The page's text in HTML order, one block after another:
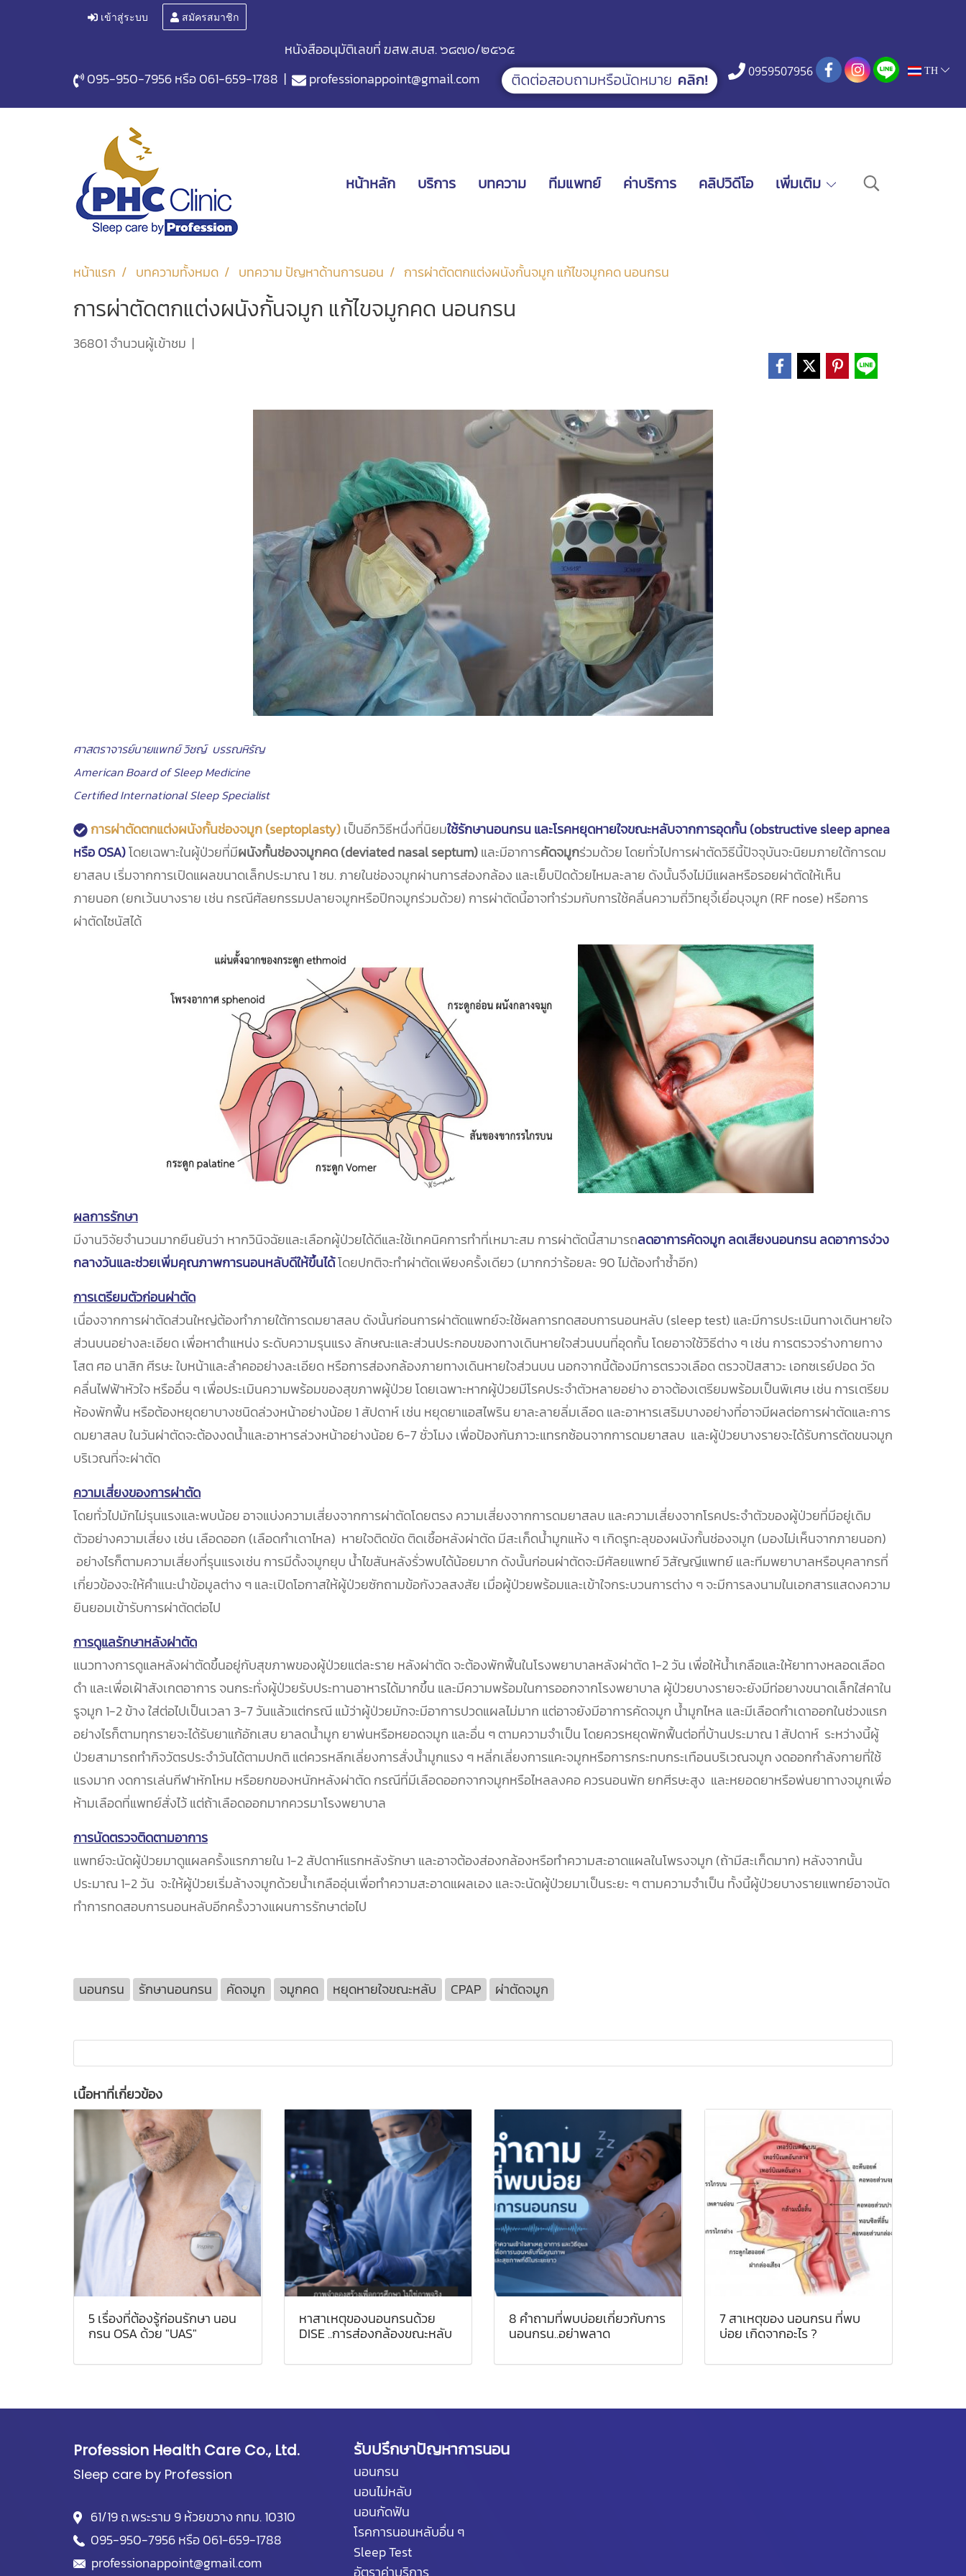
เข้าสู่ระบบ สมัครสมาชิก
หนังสืออนุมัติเลขที่ ฆสพ.สบส. ๖๘๗๐/๒๕๖๕
095-950-7956หรือ061-659-1788 | professionappoint@gmail.com 0959507956 TH
หน้าหลัก บริการ บทความ ทีมแพทย์ ค่าบริการ คลิปวิดีโอ เพิ่มเติม
หน้าแรก บทความทั้งหมด บทความ ปัญหาด้านการนอน การผ่าตัดตกแต่งผนังกั้นจมูก แก้ไขจมูกคด นอนกรน
การผ่าตัดตกแต่งผนังกั้นจมูก แก้ไขจมูกคด นอนกรน
36801 จำนวนผู้เข้าชม |
ศาสตราจารย์นายแพทย์ วิชญ์ บรรณหิรัญ
American Board of Sleep Medicine
Certified International Sleep Specialist
การผ่าตัดตกแต่งผนังกั้นช่องจมูก (septoplasty)เป็นอีกวิธีหนึ่งที่นิยมใช้รักษานอนกรน และโรคหยุดหายใจขณะหลับจากการอุดกั้น (obstructive sleep apnea
หรือ OSA)โดยเฉพาะในผู้ป่วยที่มีผนังกั้นช่องจมูกคด (deviated nasal septum)และมีอาการคัดจมูกร่วมด้วย โดยทั่วไปการผ่าตัดวิธีนี้ปัจจุบันจะนิยมภายใต้การดม
ยาสลบ เริ่มจากการเปิดแผลขนาดเล็กประมาณ 1 ซม. ภายในช่องจมูกผ่านการส่องกล้อง และเย็บปิดด้วยไหมละลาย ดังนั้นจึงไม่มีแผลหรือรอยผ่าตัดให้เห็น
ภายนอก (ยกเว้นบางราย เช่น กรณีศัลยกรรมปลายจมูกหรือปีกจมูกร่วมด้วย) การผ่าตัดนี้อาจทำร่วมกับการใช้คลื่นความถี่วิทยุจี้เยื่อบุจมูก (RF nose) หรือการ
ผ่าตัดไซนัสได้
ผลการรักษา
มีงานวิจัยจำนวนมากยืนยันว่า หากวินิจฉัยและเลือกผู้ป่วยได้ดีและใช้เทคนิคการทำที่เหมาะสม การผ่าตัดนี้สามารถลดอาการคัดจมูก ลดเสียงนอนกรน ลดอาการง่วง
กลางวันและช่วยเพิ่มคุณภาพการนอนหลับดีให้ขึ้นได้โดยปกติจะทำผ่าตัดเพียงครั้งเดียว (มากกว่าร้อยละ 90 ไม่ต้องทำซ้ำอีก)
การเตรียมตัวก่อนผ่าตัด
เนื่องจากการผ่าตัดส่วนใหญ่ต้องทำภายใต้การดมยาสลบ ดังนั้นก่อนการผ่าตัดแพทย์จะใช้ผลการทดสอบการนอนหลับ (sleep test) และมีการประเมินทางเดินหายใจ
ส่วนบนอย่างละเอียด เพื่อหาตำแหน่ง ระดับความรุนแรง ลักษณะและส่วนประกอบของทางเดินหายใจส่วนบนที่อุดกั้น โดยอาจใช้วิธีต่าง ๆ เช่น การตรวจร่างกายทาง
โสต ศอ นาสิก ศีรษะ ใบหน้าและลำคออย่างละเอียด หรือการส่องกล้องภายทางเดินหายใจส่วนบน นอกจากนี้ต้องมีการตรวจเลือด ตรวจปัสสาวะ เอกซเรย์ปอด วัด
คลื่นไฟฟ้าหัวใจ หรืออื่น ๆ เพื่อประเมินความพร้อมของสุขภาพผู้ป่วย โดยเฉพาะหากผู้ป่วยมีโรคประจำตัวหลายอย่าง อาจต้องเตรียมพร้อมเป็นพิเศษ เช่น การเตรียม
ห้องพักฟื้น หรือต้องหยุดยาบางชนิดล่วงหน้าอย่างน้อย 1 สัปดาห์ เช่น หยุดยาแอสไพริน ยาละลายลิ่มเลือด และอาหารเสริมบางอย่างที่อาจมีผลต่อการผ่าตัดและการ
ดมยาสลบ ในวันผ่าตัดจะต้องงดน้ำและอาหารล่วงหน้าอย่างน้อย 6-7 ชั่วโมง เพื่อป้องกันภาวะแทรกซ้อนจากการดมยาสลบ และผู้ป่วยบางรายจะได้รับการตัดขนจมูก
บริเวณที่จะผ่าตัด
ความเสี่ยงของการผ่าตัด
โดยทั่วไปมักไม่รุนแรงและพบน้อย อาจแบ่งความเสี่ยงจากการผ่าตัดโดยตรง ความเสี่ยงจากการดมยาสลบ และความเสี่ยงจากโรคประจำตัวของผู้ป่วยที่มีอยู่เดิม
ตัวอย่างความเสี่ยง เช่น เลือดออก (เลือดกำเดาไหล) หายใจติดขัด ติดเชื้อหลังผ่าตัด มีสะเก็ดน้ำมูกแห้ง ๆ เกิดรูทะลุของผนังกั้นช่องจมูก (มองไม่เห็นจากภายนอก)
อย่างไรก็ตามความเสี่ยงที่รุนแรงเช่น การมีดั้งจมูกยุบ น้ำไขสันหลังรั่วพบได้น้อยมาก ดังนั้นก่อนผ่าตัดจะมีศัลยแพทย์ วิสัญญีแพทย์ และทีมพยาบาลหรือบุคลากรที่
เกี่ยวข้องจะให้คำแนะนำข้อมูลต่าง ๆ และเปิดโอกาสให้ผู้ป่วยซักถามข้อกังวลสงสัย เมื่อผู้ป่วยพร้อมและเข้าใจกระบวนการต่าง ๆ จะมีการลงนามในเอกสารแสดงความ
ยินยอมเข้ารับการผ่าตัดต่อไป
การดูแลรักษาหลังผ่าตัด
แนวทางการดูแลหลังผ่าตัดขึ้นอยู่กับสุขภาพของผู้ป่วยแต่ละราย หลังผ่าตัด จะต้องพักฟื้นในโรงพยาบาลหลังผ่าตัด 1-2 วัน เพื่อให้น้ำเกลือและให้ยาทางหลอดเลือด
ดำ และเพื่อเฝ้าสังเกตอาการ จนกระทั่งผู้ป่วยรับประทานอาหารได้มากขึ้น และมีความพร้อมในการออกจากโรงพยาบาล ผู้ป่วยบางรายจะยังมีท่อยางขนาดเล็กใส่คาใน
รูจมูก 1-2 ข้าง ใส่ต่อไปเป็นเวลา 3-7 วันแล้วแต่กรณี แม้ว่าผู้ป่วยมักจะมีอาการปวดแผลไม่มาก แต่อาจยังมีอาการคัดจมูก น้ำมูกไหล และมีเลือดกำเดาออกในช่วงแรก
อย่างไรก็ตามทุกรายจะได้รับยาแก้อักเสบ ยาลดน้ำมูก ยาพ่นหรือหยอดจมูก และอื่น ๆ ตามความจำเป็น โดยควรหยุดพักฟื้นต่อที่บ้านประมาณ 1 สัปดาห์ ระหว่างนี้ผู้
ป่วยสามารถทำกิจวัตรประจำวันได้ตามปกติ แต่ควรหลีกเลี่ยงการสั่งน้ำมูกแรง ๆ หลี่กเลี่ยงการแคะจมูกหรือการกระทบกระเทือนบริเวณจมูก งดออกกำลังกายที่ใช้
แรงมาก งดการเล่นกีฬาหักโหม หรือยกของหนักหลังผ่าตัด กรณีที่มีเลือดออกจากจมูกหรือไหลลงคอ ควรนอนพัก ยกศีรษะสูง และหยอดยาหรือพ่นยาทางจมูกเพื่อ
ห้ามเลือดที่แพทย์สั่งไว้ แต่ถ้าเลือดออกมากควรมาโรงพยาบาล
การนัดตรวจติดตามอาการ
แพทย์จะนัดผู้ป่วยมาดูแผลครั้งแรกภายใน 1-2 สัปดาห์แรกหลังรักษา และอาจต้องส่องกล้องหรือทำความสะอาดแผลในโพรงจมูก (ถ้ามีสะเก็ดมาก) หลังจากนั้น
ประมาณ 1-2 วัน จะให้ผู้ป่วยเริ่มล้างจมูกด้วยน้ำเกลืออุ่นเพื่อทำความสะอาดแผลเอง และจะนัดผู้ป่วยมาเป็นระยะ ๆ ตามความจำเป็น ทั้งนี้ผู้ป่วยบางรายแพทย์อาจนัด
ทำการทดสอบการนอนหลับอีกครั้งวางแผนการรักษาต่อไป
นอนกรน รักษานอนกรน คัดจมูก จมูกคด หยุดหายใจขณะหลับ CPAP ผ่าตัดจมูก
เนื้อหาที่เกี่ยวข้อง
5 เรื่องที่ต้องรู้ก่อนรักษา นอน
กรน OSA ด้วย "UAS"
หาสาเหตุของนอนกรนด้วย
DISE ..การส่องกล้องขณะหลับ
8 คำถามที่พบบ่อยเกี่ยวกับการ
นอนกรน..อย่าพลาด
7 สาเหตุของ นอนกรน ที่พบ
บ่อย เกิดจากอะไร ?
Profession Health Care Co., Ltd.
Sleep care by Profession
61/19 ถ.พระราม 9 ห้วยขวาง กทม. 10310
095-950-7956หรือ061-659-1788
professionappoint@gmail.com
รับปรึกษาปัญหาการนอน
นอนกรน
นอนไม่หลับ
นอนกัดฟัน
โรคการนอนหลับอื่น ๆ
Sleep Test
อัตราค่าบริการ